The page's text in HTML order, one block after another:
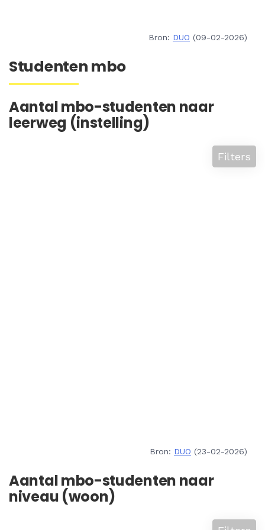
Bron: DUO (09-02-2026)
Studenten mbo
Aantal mbo-studenten naar
leerweg (instelling)
Filters
Bron: DUO (23-02-2026)
Aantal mbo-studenten naar
niveau (woon)